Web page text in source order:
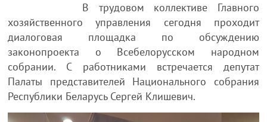
В трудовом коллективе Главного
хозяйственного управления сегодня проходит
диалоговая площадка по обсуждению
законопроекта о Всебелорусском народном
собрании. С работниками встречается депутат
Палаты представителей Национального собрания
Республики Беларусь Сергей Клишевич.